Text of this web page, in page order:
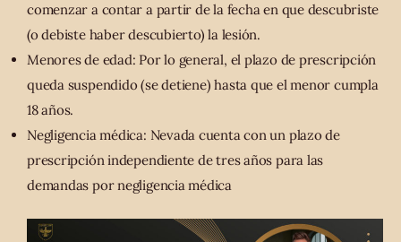
comenzar a contar a partir de la fecha en que descubriste
(o debiste haber descubierto) la lesión.
Menores de edad: Por lo general, el plazo de prescripción
queda suspendido (se detiene) hasta que el menor cumpla
18 años.
Negligencia médica: Nevada cuenta con un plazo de
prescripción independiente de tres años para las
demandas por negligencia médica